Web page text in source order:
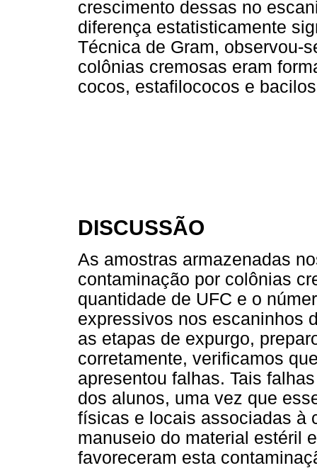
crescimento dessas no
diferença estatisticamente
Técnica de Gram, observou-
colônias cremosas eram
cocos, estafilococos e
DISCUSSÃO
As amostras armazenadas
contaminação por colônias
quantidade de UFC e o
expressivos nos escaninhos
as etapas de expurgo,
corretamente, verificamos
apresentou falhas. Tais
dos alunos, uma vez que
físicas e locais associadas à
manuseio do material estéril
favoreceram esta